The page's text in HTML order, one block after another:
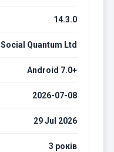
14.3.0
Social Quantum Ltd
Android 7.0+
2026-07-08
29 Jul 2026
3 років